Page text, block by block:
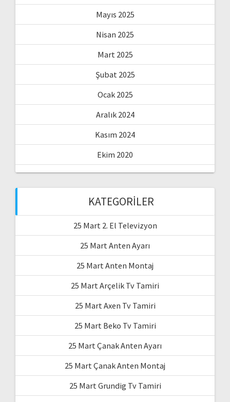
Mayıs 2025
Nisan 2025
Mart 2025
Şubat 2025
Ocak 2025
Aralık 2024
Kasım 2024
Ekim 2020
KATEGORILER
25 Mart 2. El Televizyon
25 Mart Anten Ayarı
25 Mart Anten Montaj
25 Mart Arçelik Tv Tamiri
25 Mart Axen Tv Tamiri
25 Mart Beko Tv Tamiri
25 Mart Çanak Anten Ayarı
25 Mart Çanak Anten Montaj
25 Mart Grundig Tv Tamiri